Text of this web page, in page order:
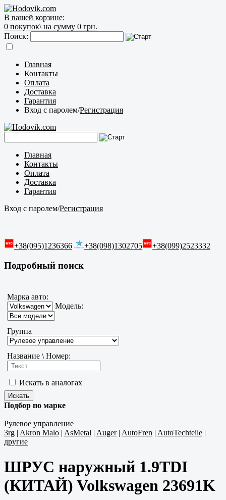
В вашей корзине:
0 покупок\ на сумму 0 грн.
Поиск:
Главная
Контакты
Оплата
Доставка
Гарантия
Вход с паролем/Регистрация
Главная
Контакты
Оплата
Доставка
Гарантия
Вход с паролем/Регистрация
+38(095)1236366 +38(098)1302705 +38(099)2523332
Подробный поиск
Марка авто:
Модель:
Группа
Название \ Номер:
Искать в аналогах
Подбор по марке
Рулевое управление
3rg | Akron Malo | AsMetal | Auger| AutoFren | AutoTechteile |
другие
ШРУС наружный 1.9TDI
(КИТАЙ) Volkswagen 23691K